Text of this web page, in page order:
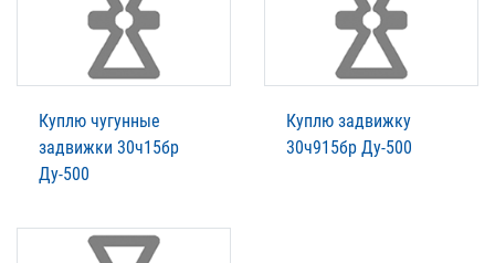
Куплю чугунные
задвижки 30ч15бр
Ду-500
Куплю задвижку
30ч915бр Ду-500